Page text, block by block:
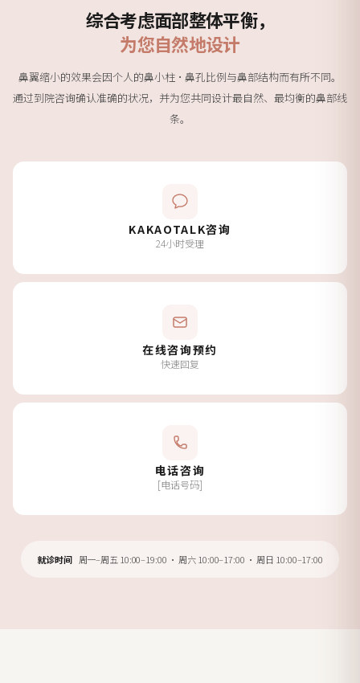
综合考虑面部整体平衡，
为您自然地设计
鼻翼缩小的效果会因个人的鼻小柱·鼻孔比例与鼻部结构而有所不同。
通过到院咨询确认准确的状况，并为您共同设计最自然、最均衡的鼻部线
条。
KAKAOTALK咨询
24小时受理
在线咨询预约
快速回复
电话咨询
[电话号码]
就诊时间 周一–周五 10:00–19:00 · 周六 10:00–17:00 · 周日 10:00–17:00